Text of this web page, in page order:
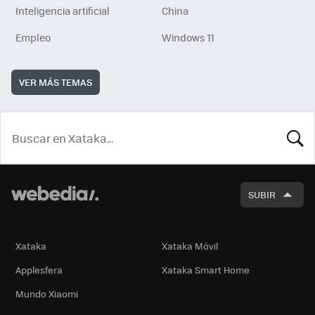
Inteligencia artificial
China
Empleo
Windows 11
VER MÁS TEMAS
SUBIR
Xataka
Xataka Móvil
Applesfera
Xataka Smart Home
Mundo Xiaomi